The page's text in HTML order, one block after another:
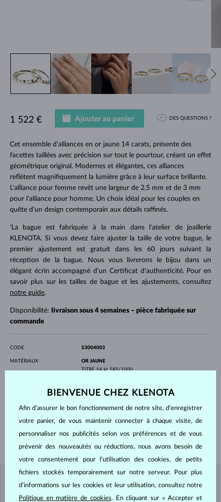
Cet ensemble d'alliances en or jaune 14 carats, présente des
facettes taillées avec précision sur tout le pourtour, créant un effet
géométrique original. Modernes et élégantes, ces alliances
reflètent magnifiquement la lumière grâce à leur surface brillante.
L'alliance pour femme revêt une largeur de 2,5 mm et de 3 mm
pour l'alliance pour homme. Un choix idéal pour les couples en
quête d'un design contemporain aux détails raffinés.
'La bague est fabriquée à la main dans l'atelier de joaillerie
KLENOTA. Si vous devez faire ajuster la taille de votre bague, le
premier ajustement est gratuit dans les 60 jours suivant la
réception de la bague. Nous vous livrerons le bijou dans un
élégant écrin accompagné d'un Certificat d'authenticité. Pour en
savoir plus sur les tailles de bague et les ajustements, consultez
notre guide.
Disponibilité:
livraison sous 4 semaines – pièce fabriquée sur
commande
1 522 € Ajouter au panier DES QUESTIONS ?
CODE S3004003
MATÉRIAUX
OR JAUNE
TITRE 14 kt 585/1000
BIJOUX DEL'ATELIER KLENOTA
BIENVENUE CHEZ KLENOTA
Afin d’assurer le bon fonctionnement de notre site, d’enregistrer
votre panier, de vous maintenir connecter à chaque visite, de
personnaliser nos publicités selon vos préférences et de vous
prévenir des nouveautés ou réductions, nous avons besoin de
votre consentement pour l’utilisation des cookies, de petits
fichiers stockés temporairement sur notre serveur. Pour plus
d’informations sur les cookies et leur utilisation, consultez notre
Politique en matière de cookies. En cliquant sur « Accepter et